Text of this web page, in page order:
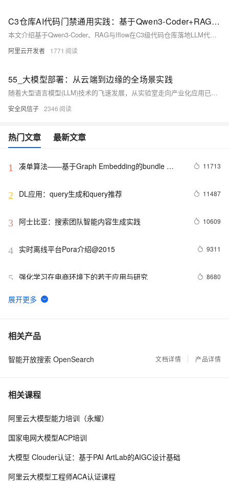
C3仓库AI代码门禁通用实践：基于Qwen3-Coder+RAG的代码评审
本文介绍基于Qwen3-Coder、RAG与Iflow在C3级代码仓库落地LLM代码评审的实践，实现AI辅助人工评审。通过CI流水线自动触发，结合私域知识库与生产代码同仓管理，已成功拦截数十次高危缺陷，显著提升评审效率与质量，具备向各类代码门禁平台复用推广的价值。（239字）
阿里云开发者 1771
55_大模型部署：从云端到边缘的全场景实践
随着大型语言模型(LLM)技术的飞速发展，从实验室走向产业化应用已成为必然趋势。2025年，大模型部署不再局限于传统的云端集中式架构，而是向云端-边缘协同的分布式部署模式演进。这种转变不仅解决了纯云端部署在延迟、隐私和成本方面的痛点，还为大模型在各行业的广泛应用开辟了新的可能性。本文将深入剖析大模型部署的核心技术、架构设计、工程实践及最新进展，为企业和开发者提供从云端到边缘的全场景部署指南。
安全风信子 2346
热门文章 最新文章
1
凑单算法——基于Graph Embedding的bundle
11713
2 DL应用：query生成和query推荐 11487
3 阿士比亚：搜索团队智能内容生成实践 10609
4 实时离线平台Pora介绍@2015 9311
5 强化学习在电商环境下的若干应用与研究 8680
6 基于DNN+GBDT的Query类目预测融合模型
7 DCN(Deep & Cross Network)模型在手淘分类地图
8 iGraph 2015双促复盘总结 8037
9
10深度语义模型以及在淘宝搜索中的应用
相关产品
智能开放搜索 OpenSearch 文档详情 产品详情
相关课程
阿里云大模型能力培训（永耀）
国家电网大模型ACP培训
大模型 Clouder认证：基于PAI ArtLab的AIGC设计基础
阿里云大模型工程师ACA认证课程